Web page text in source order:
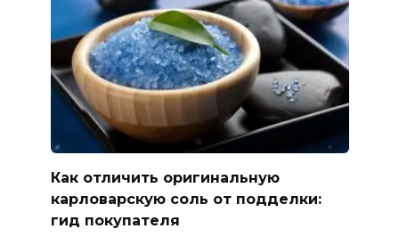
Как отличить оригинальную
карловарскую соль от подделки:
гид покупателя